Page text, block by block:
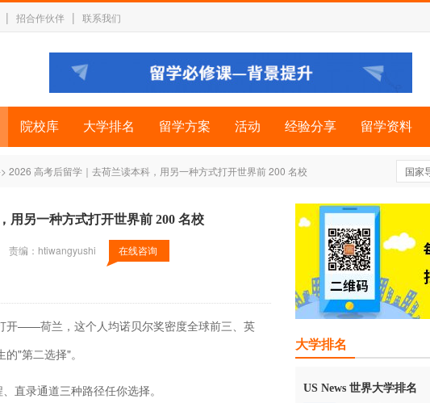
| 招合作伙伴 | 联系我们
院校库 大学排名 留学方案 活动 经验分享 留学资料
国家
2026 高考后留学｜去荷兰读本科，用另一种方式打开世界前 200 名校
用另一种方式打开世界前 200 名校
责编：htiwangyushi 在线咨询
开——荷兰，这个人均诺贝尔奖密度全球前三、英
"第二选择"。
直录通道三种路径任你选择。
大学排名
US News 世界大学排名